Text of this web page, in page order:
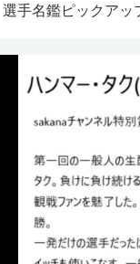
選手名鑑ピックアッ